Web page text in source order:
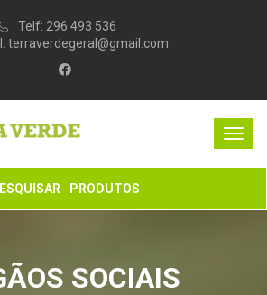
Telf: 296 493 536
terraverdegeral@gmail.com
SOCIAIS
PRODUTOS